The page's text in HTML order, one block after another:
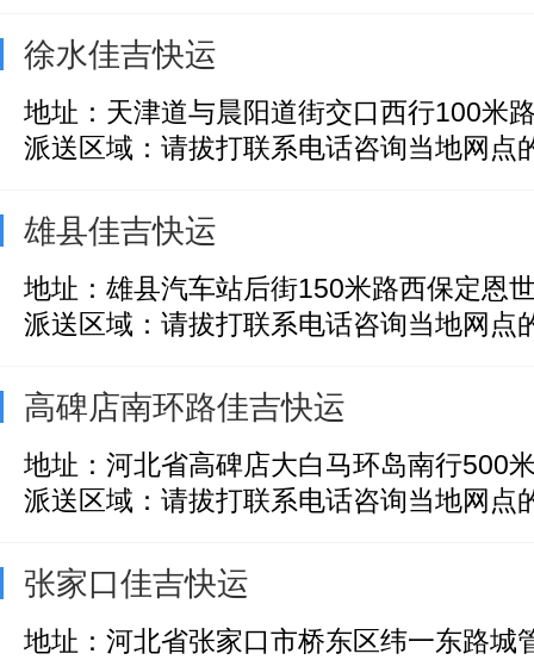
徐水佳吉快运
地址：天津道与晨阳道街交口西行100米
派送区域：请拔打联系电话咨询当地网点
雄县佳吉快运
地址：雄县汽车站后街150米路西保定恩
派送区域：请拔打联系电话咨询当地网点
高碑店南环路佳吉快运
地址：河北省高碑店大白马环岛南行500
派送区域：请拔打联系电话咨询当地网点
张家口佳吉快运
地址：河北省张家口市桥东区纬一东路城